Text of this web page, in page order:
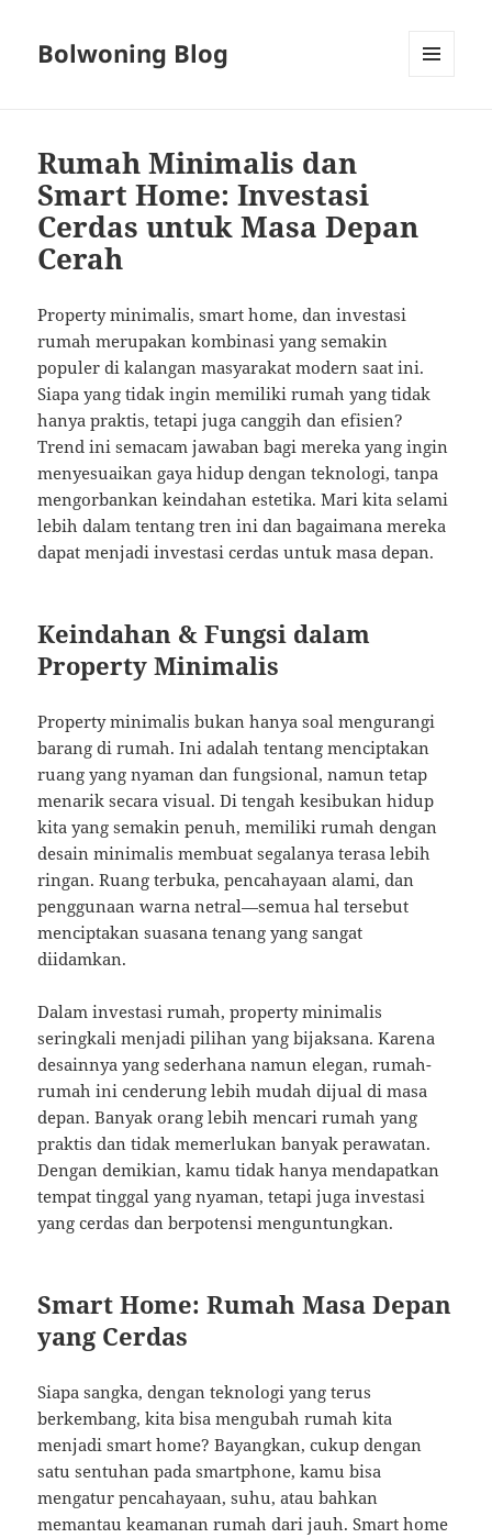
Bolwoning Blog
Rumah Minimalis dan
Smart Home: Investasi
Cerdas untuk Masa Depan
Cerah
Property minimalis, smart home, dan investasi
rumah merupakan kombinasi yang semakin
populer di kalangan masyarakat modern saat ini.
Siapa yang tidak ingin memiliki rumah yang tidak
hanya praktis, tetapi juga canggih dan efisien?
Trend ini semacam jawaban bagi mereka yang ingin
menyesuaikan gaya hidup dengan teknologi, tanpa
mengorbankan keindahan estetika. Mari kita selami
lebih dalam tentang tren ini dan bagaimana mereka
dapat menjadi investasi cerdas untuk masa depan.
Keindahan & Fungsi dalam
Property Minimalis
Property minimalis bukan hanya soal mengurangi
barang di rumah. Ini adalah tentang menciptakan
ruang yang nyaman dan fungsional, namun tetap
menarik secara visual. Di tengah kesibukan hidup
kita yang semakin penuh, memiliki rumah dengan
desain minimalis membuat segalanya terasa lebih
ringan. Ruang terbuka, pencahayaan alami, dan
penggunaan warna netral—semua hal tersebut
menciptakan suasana tenang yang sangat
diidamkan.
Dalam investasi rumah, property minimalis
seringkali menjadi pilihan yang bijaksana. Karena
desainnya yang sederhana namun elegan, rumah-
rumah ini cenderung lebih mudah dijual di masa
depan. Banyak orang lebih mencari rumah yang
praktis dan tidak memerlukan banyak perawatan.
Dengan demikian, kamu tidak hanya mendapatkan
tempat tinggal yang nyaman, tetapi juga investasi
yang cerdas dan berpotensi menguntungkan.
Smart Home: Rumah Masa Depan
yang Cerdas
Siapa sangka, dengan teknologi yang terus
berkembang, kita bisa mengubah rumah kita
menjadi smart home? Bayangkan, cukup dengan
satu sentuhan pada smartphone, kamu bisa
mengatur pencahayaan, suhu, atau bahkan
memantau keamanan rumah dari jauh. Smart home